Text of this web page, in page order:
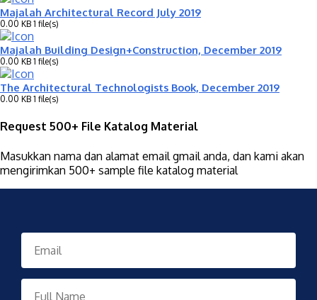
Majalah Architectural Record July 2019
0.00 KB 1 file(s)
Majalah Building Design+Construction, December 2019
0.00 KB 1 file(s)
The Architectural Technologists Book, December 2019
0.00 KB 1 file(s)
Request 500+ File Katalog Material
Masukkan nama dan alamat email gmail anda, dan kami akan
mengirimkan 500+ sample file katalog material